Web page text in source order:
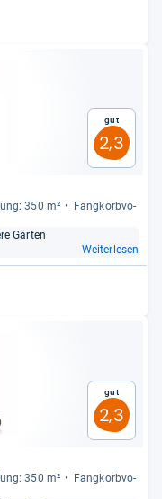
Gut
2,3
350 m²
Fang­korb­vo­
Gär­ten
Weiterlesen
Gut
2,3
350 m²
Fang­korb­vo­